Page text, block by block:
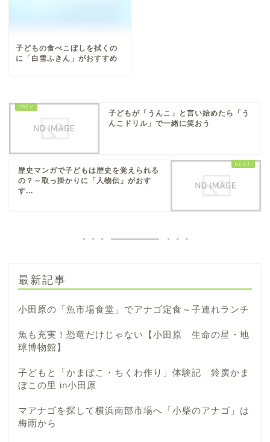
子どもの食べこぼしを拭くの
に「白雪ふきん」がおすすめ
子どもが「うんこ」と言い始めたら「う
んこドリル」で一緒に笑おう
歴史マンガで子どもは歴史を覚えられる
の？～取っ掛かりに「人物伝」がおす
す...
最新記事
小田原の「魚市場食堂」でアナゴ定食～子連れランチ
魚も充実！恐竜だけじゃない【小田原 生命の星・地
球博物館】
子どもと「かまぼこ・ちくわ作り」体験記 鈴廣かま
ぼこの里 in小田原
マアナゴを探して横浜南部市場へ「小柴のアナゴ」は
梅雨から